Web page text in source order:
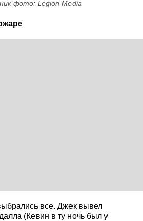
фото: Legion-Media
все. Джек вывел
(Кевин в ту ночь был у